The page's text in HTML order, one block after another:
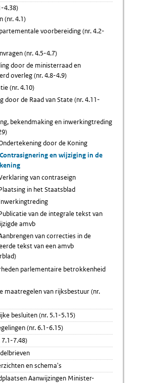
4.38)
(nr. 4.1)
voorbereiding (nr. 4.2-
(nr. 4.5-4.7)
door de ministerraad en
overleg (nr. 4.8-4.9)
(nr. 4.10)
door de Raad van State (nr. 4.11-
bekendmaking en inwerkingtreding
door de Koning
en wijziging in de
van contraseign
in het Staatsblad
van de integrale tekst van
amvb
van correcties in de
tekst van een amvb
parlementaire betrokkenheid
maatregelen van rijksbestuur (nr.
besluiten (nr. 5.1-5.15)
(nr. 6.1-6.15)
7.48)
en schema's
Aanwijzingen Minister-